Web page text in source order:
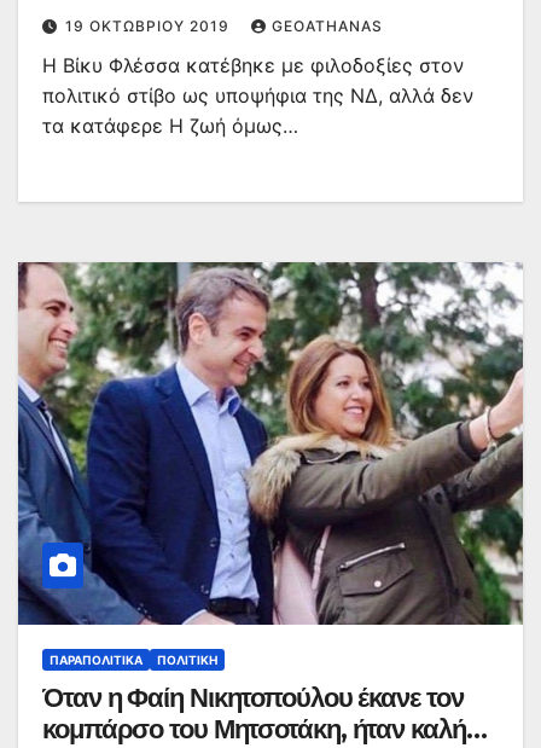
19 ΟΚΤΩΒΡΊΟΥ 2019 GEOATHANAS
Η Βίκυ Φλέσσα κατέβηκε με φιλοδοξίες στον
πολιτικό στίβο ως υποψήφια της ΝΔ, αλλά δεν
τα κατάφερε Η ζωή όμως…
ΠΑΡΑΠΟΛΙΤΙΚΆ ΠΟΛΙΤΙΚΉ
Όταν η Φαίη Νικητοπούλου έκανε τον
κομπάρσο του Μητσοτάκη, ήταν καλή…